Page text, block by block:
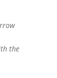
the